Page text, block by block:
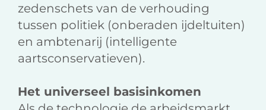
zedenschets van de verhouding
tussen politiek (onberaden ijdeltuiten)
en ambtenarij (intelligente
aartsconservatieven).
Het universeel basisinkomen